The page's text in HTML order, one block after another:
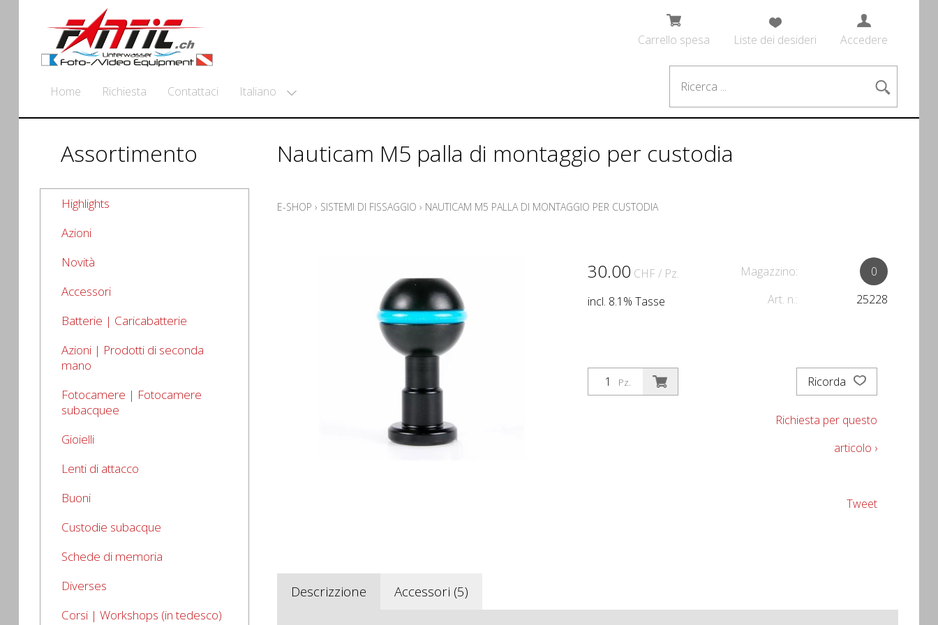
Carrello spesa Liste dei desideri Accedere
Home Richiesta Contattaci Italiano
Assortimento
Highlights
Azioni
Novità
Accessori
Batterie | Caricabatterie
Azioni | Prodotti di seconda
mano
Fotocamere | Fotocamere
subacquee
Gioielli
Lenti di attacco
Buoni
Custodie subacque
Schede di memoria
Diverses
Corsi | Workshops (in tedesco)
Nauticam M5 palla di montaggio per custodia
E-SHOP › SISTEMI DI FISSAGGIO › NAUTICAM M5 PALLA DI MONTAGGIO PER CUSTODIA
30.00 CHF / Pz.
incl. 8.1% Tasse
Magazzino:
0
Art. n.:
25228
Pz. Ricorda
Richiesta per questo
articolo ›
Tweet
Descrizzione Accessori (5)